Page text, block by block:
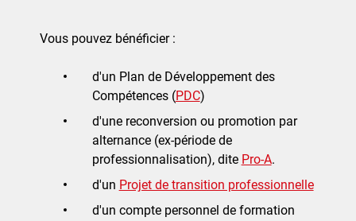
Vous pouvez bénéficier :
d'un Plan de Développement des
Compétences (PDC)
d'une reconversion ou promotion par
alternance (ex-période de
professionnalisation), dite Pro-A.
d'un Projet de transition professionnelle
d'un compte personnel de formation